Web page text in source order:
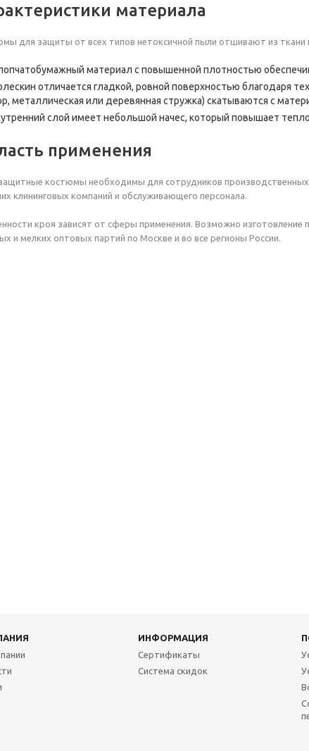
материала
для защиты от всех типов нетоксичной пыли отшивают из ткани
материал с повышенной плотностью
отличается гладкой, ровной поверхностью благодаря
металлическая или деревянная стружка) скатываются с
слой имеет небольшой начес, который повышает
применения
костюмы необходимы для сотрудников
клининговых компаний и обслуживающего персонала.
кроя зависят от сферы применения. Возможно изготовление
и мелких оптовых партий по Москве и во все регионы России.
ИНФОРМАЦИЯ
Cертификаты
Система скидок